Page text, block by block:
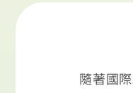
隨著國